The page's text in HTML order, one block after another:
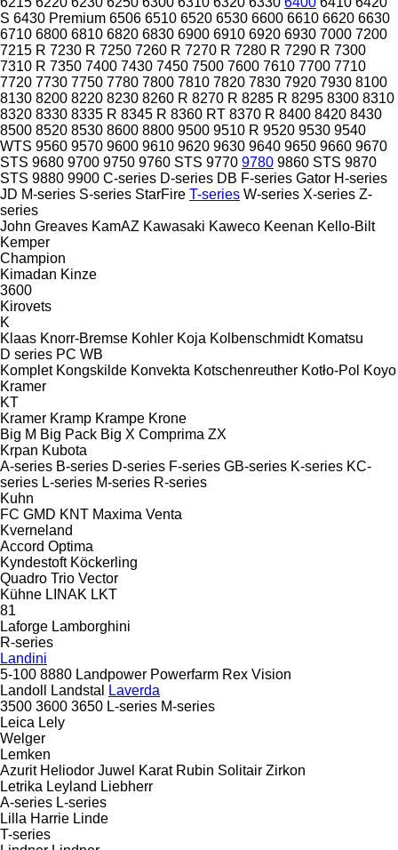
S 6430 Premium 6506 6510 6520 6530 6600 6610 6620 6630
6710 6800 6810 6820 6830 6900 6910 6920 6930 7000 7200
7215 R 7230 R 7250 7260 R 7270 R 7280 R 7290 R 7300
7310 R 7350 7400 7430 7450 7500 7600 7610 7700 7710
7720 7730 7750 7780 7800 7810 7820 7830 7920 7930 8100
8130 8200 8220 8230 8260 R 8270 R 8285 R 8295 8300 8310
8320 8330 8335 R 8345 R 8360 RT 8370 R 8400 8420 8430
8500 8520 8530 8600 8800 9500 9510 R 9520 9530 9540
WTS 9560 9570 9600 9610 9620 9630 9640 9650 9660 9670
STS 9680 9700 9750 9760 STS 9770 9780 9860 STS 9870
STS 9880 9900 C-series D-series DB F-series Gator H-series
JD M-series S-series StarFire T-series W-series X-series Z-
series
John Greaves KamAZ Kawasaki Kaweco Keenan Kello-Bilt
Kemper
Champion
Kimadan Kinze
3600
Kirovets
K
Klaas Knorr-Bremse Kohler Koja Kolbenschmidt Komatsu
D series PC WB
Komplet Kongskilde Konvekta Kotschenreuther Kotło-Pol Koyo
Kramer
KT
Kramer Kramp Krampe Krone
Big M Big Pack Big X Comprima ZX
Krpan Kubota
A-series B-series D-series F-series GB-series K-series KC-
series L-series M-series R-series
Kuhn
FC GMD KNT Maxima Venta
Kverneland
Accord Optima
Kyndestoft Köckerling
Quadro Trio Vector
Kühne LINAK LKT
81
Laforge Lamborghini
R-series
Landini
5-100 8880 Landpower Powerfarm Rex Vision
Landoll
Landstal
Laverda
3500 3600 3650 L-series M-series
Leica Lely
Welger
Lemken
Azurit Heliodor Juwel Karat Rubin Solitair Zirkon
Letrika Leyland Liebherr
A-series L-series
Lilla Harrie Linde
T-series